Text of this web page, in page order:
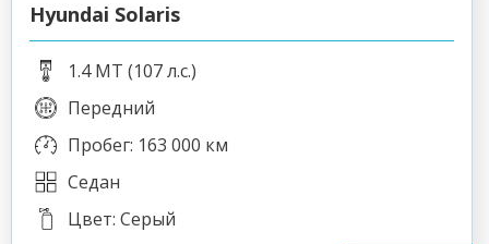
Hyundai Solaris
1.4 MT (107 л.с.)
Передний
Пробег: 163 000 км
Седан
Цвет: Серый